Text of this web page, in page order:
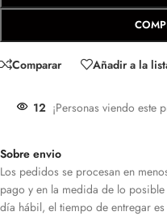
Comparar Añadir a la
12 ¡Personas viendo este
Sobre envio
Los pedidos se procesan en
pago y en la medida de lo
día hábil, el tiempo de entregar